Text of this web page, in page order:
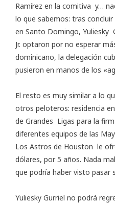
Ramírez en la comitiva y…
lo que sabemos: tras concluir
en Santo Domingo, Yuliesky
Jr. optaron por no esperar
dominicano, la delegación
pusieron en manos de los
El resto es muy similar a lo
otros peloteros: residencia
de Grandes Ligas para la
diferentes equipos de las
Los Astros de Houston le
dólares, por 5 años. Nada
que podría haber visto pasar
Yuliesky Gurriel no podrá